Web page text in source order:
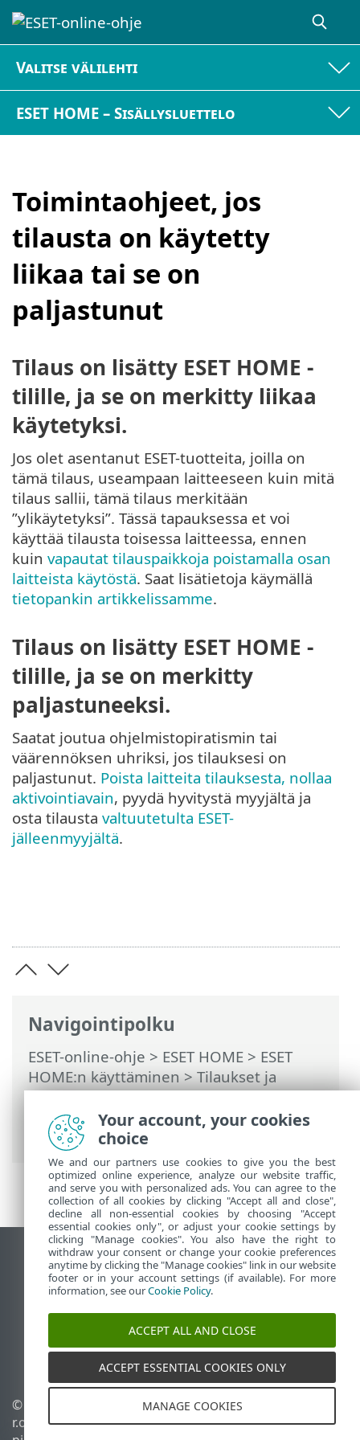
Valitse välilehti
ESET HOME – Sisällysluettelo
Toimintaohjeet, jos
tilausta on käytetty
liikaa tai se on
paljastunut
Navigointipolku
ESET-online-ohje > ESET HOME > ESET
HOME:n käyttäminen>Tilaukset ja
tilausten hallinta> Toimintaohjeet, jos
tilausta on käytetty liikaa tai se on
paljastunut
Tilaus on lisätty ESET HOME -
tilille, ja se on merkitty liikaa
käytetyksi.
Jos olet asentanut ESET-tuotteita, joilla on
tämä tilaus, useampaan laitteeseen kuin mitä
tilaus sallii, tämä tilaus merkitään
”ylikäytetyksi”. Tässä tapauksessa et voi
käyttää tilausta toisessa laitteessa, ennen
kuin vapautat tilauspaikkoja poistamalla osan
laitteista käytöstä. Saat lisätietoja käymällä
tietopankin artikkelissamme.
Tilaus on lisätty ESET HOME -
tilille, ja se on merkitty
paljastuneeksi.
Saatat joutua ohjelmistopiratismin tai
väärennöksen uhriksi, jos tilauksesi on
paljastunut. Poista laitteita tilauksesta, nollaa
aktivointiavain, pyydä hyvitystä myyjältä ja
osta tilausta valtuutetulta ESET-
jälleenmyyjältä.
Näytä tietokonesivusto
End of Life
ESET-tietämyskanta
ESET-foorumi
ESET Status Portal
Alueellinen tuki
© 1992 - 2026 ESET, spol. s
r.o. – Kaikki oikeudet
Evästeiden hallinta
Evästekäytäntö
Your account, your cookies
choice
We and our partners use cookies to give you the best
optimized online experience, analyze our website traffic,
and serve you with personalized ads. You can agree to the
collection of all cookies by clicking "Accept all and close",
decline all non-essential cookies by choosing "Accept
essential cookies only", or adjust your cookie settings by
clicking "Manage cookies". You also have the right to
withdraw your consent or change your cookie preferences
anytime by clicking the "Manage cookies" link in our website
footer or in your account settings (if available). For more
information, see ourCookie Policy.
ACCEPT ALL AND CLOSE
ACCEPT ESSENTIAL COOKIES ONLY
MANAGE COOKIES